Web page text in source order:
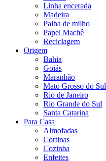
Linha encerada
Madeira
Palha de milho
Papel Machê
Reciclagem
Origem
Bahia
Goiás
Maranhão
Mato Grosso do Sul
Rio de Janeiro
Rio Grande do Sul
Santa Catarina
Para Casa
Almofadas
Cortinas
Cozinha
Enfeites